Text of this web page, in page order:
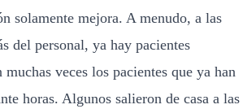
solamente mejora. A menudo, a las
del personal, ya hay pacientes
muchas veces los pacientes que ya han
horas. Algunos salieron de casa a las